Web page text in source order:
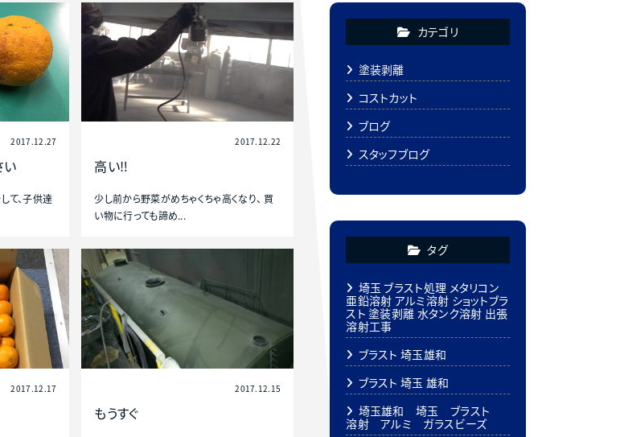
い
2017.12.27
て、子供達
高い‼️
2017.12.22
少し前から野菜がめちゃくちゃ高くなり、 買
い物に行っても諦め...
2017.12.17
もうすぐ
2017.12.15
カテゴリ
塗装剥離
コストカット
ブログ
スタッフブログ
タグ
埼玉 ブラスト処理 メタリコン
亜鉛溶射 アルミ溶射 ショットブラ
スト 塗装剥離 水タンク溶射 出張
溶射工事
ブラスト 埼玉雄和
ブラスト 埼玉 雄和
埼玉雄和 埼玉 ブラスト
溶射 アルミ ガラスビーズ